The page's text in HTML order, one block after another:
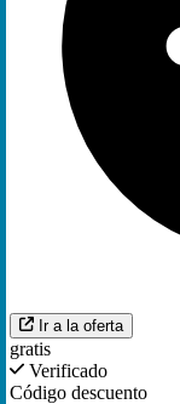
Ir a la oferta
gratis
Verificado
Código descuento